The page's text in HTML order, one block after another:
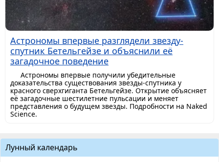
Астрономы впервые разглядели звезду-
спутник Бетельгейзе и объяснили её
загадочное поведение
Астрономы впервые получили убедительные
доказательства существования звезды-спутника у
красного сверхгиганта Бетельгейзе. Открытие объясняет
её загадочные шестилетние пульсации и меняет
представления о будущем звезды. Подробности на Naked
Science.
Лунный календарь